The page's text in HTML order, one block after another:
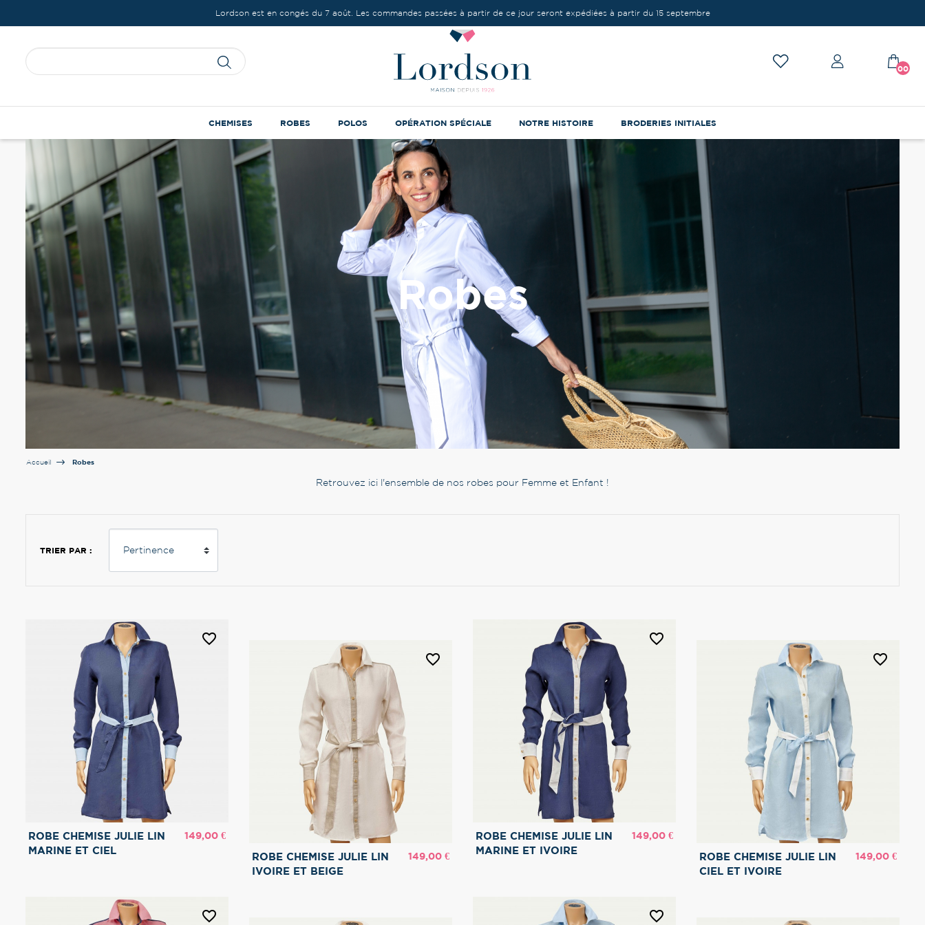
Lordson est en congés du 7 août. Les commandes passées à partir de ce jour seront expédiées à partir du 15 septembre
00
CHEMISES ROBES POLOS OPÉRATION SPÉCIALE NOTRE HISTOIRE BRODERIES INITIALES
Robes
Accueil Robes
Retrouvez ici l'ensemble de nos robes pour Femme et Enfant !
TRIER PAR :
ROBE CHEMISE JULIE LIN
MARINE ET CIEL
favorite_border
Prix
149,00 €
ROBE CHEMISE JULIE LIN
IVOIRE ET BEIGE
favorite_border
Prix
149,00 €
ROBE CHEMISE JULIE LIN
MARINE ET IVOIRE
favorite_border
Prix
149,00 €
ROBE CHEMISE JULIE LIN
CIEL ET IVOIRE
favorite_border
Prix
149,00 €
favorite_border favorite_border